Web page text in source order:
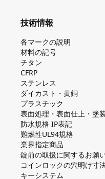
技術情報
各マークの説明
材料の記号
チタン
CFRP
ステンレス
ダイカスト・⻩銅
プラスチック
表面処理・表面仕上・塗
防⽔規格 IP表記
難燃性UL94規格
業界指定商品
錠前の取扱に関するお願
コインロックの⽳明け⼨
キーシステム